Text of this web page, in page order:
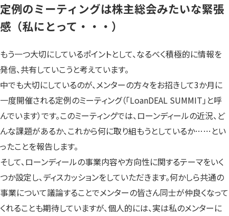
定例のミーティングは株主総会みたいな緊張
感（私にとって・・・）
もう一つ大切にしているポイントとして、なるべく積極的に情報を
発信、共有していこうと考えています。
中でも大切にしているのが、メンターの方々をお招きして3か月に
一度開催される定例のミーティング（「LoanDEAL SUMMIT」と呼
んでいます）です。このミーティングでは、ローンディールの近況、ど
んな課題があるか、これから何に取り組もうとしているか……とい
ったことを報告します。
そして、ローンディールの事業内容や方向性に関するテーマをいく
つか設定し、ディスカッションをしていただきます。何かしら共通の
事業について議論することでメンターの皆さん同士が仲良くなって
くれることも期待していますが、個人的には、実は私のメンターに